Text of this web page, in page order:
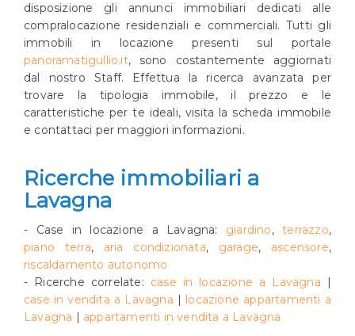
disposizione gli annunci immobiliari dedicati alle
compralocazione residenziali e commerciali. Tutti gli
immobili in locazione presenti sul portale
panoramatigullio.it, sono costantemente aggiornati
dal nostro Staff. Effettua la ricerca avanzata per
trovare la tipologia immobile, il prezzo e le
caratteristiche per te ideali, visita la scheda immobile
e contattaci per maggiori informazioni.
Ricerche immobiliari a
Lavagna
- Case in locazione a Lavagna: giardino,terrazzo,
piano terra, aria condizionata, garage, ascensore,
riscaldamento autonomo
- Ricerche correlate: case in locazione a Lavagna |
case in vendita a Lavagna | locazione appartamenti a
Lavagna | appartamenti in vendita a Lavagna